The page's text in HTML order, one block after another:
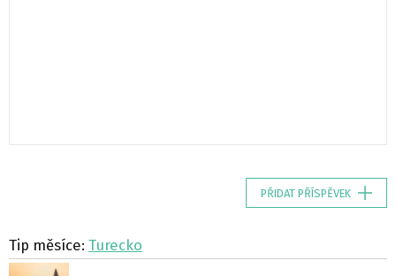
PŘIDAT PŘÍSPĚVEK
Tip měsíce: Turecko